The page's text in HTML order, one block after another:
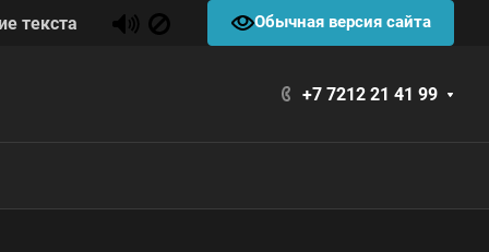
текста Обычная версия сайта
+7 7212 21 41 99